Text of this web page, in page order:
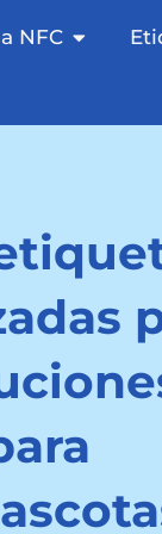
NFC Otevřete